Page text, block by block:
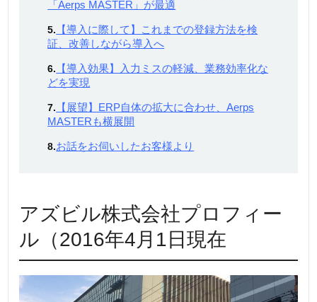
「Aerps MASTER」が最適
5.
【導入に際して】これまでの登録方法を検
証、改善しながら導入へ
6.
【導入効果】入力ミスの軽減、業務効率化な
どを実現
7.
【展望】ERP自体の拡大に合わせ、Aerps
MASTERも横展開
8.お話をお伺いしたお客様より
アズビル株式会社プロフィー
ル（2016年4月1日現在